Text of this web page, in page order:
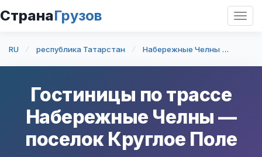
СтранаГрузов
RU республика Татарстан Набережные Челны
Гостиницы по трассе
Набережные Челны —
поселок Круглое Поле